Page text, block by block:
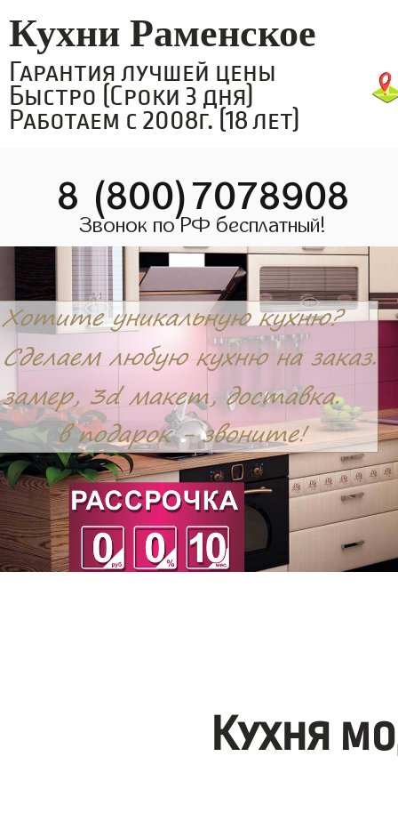
Кухни Раменское
Гарантия лучшей цены
Быстро (Сроки 3 дня)
Работаем с 2008г. (18 лет)
8 (800)7078908
Звонок по РФ бесплатный!
Кухня